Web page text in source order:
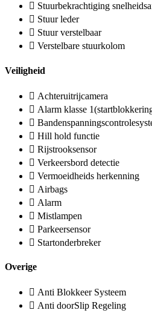
Stuurbekrachtiging
Stuur leder
Stuur verstelbaar
Verstelbare stuurkolom
Veiligheid
Achteruitrijcamera
Alarm klasse
Hill hold functie
Rijstrooksensor
Verkeersbord detectie
Vermoeidheids herkenning
Airbags
Alarm
Mistlampen
Parkeersensor
Startonderbreker
Overige
Anti Blokkeer Systeem
Anti doorSlip Regeling